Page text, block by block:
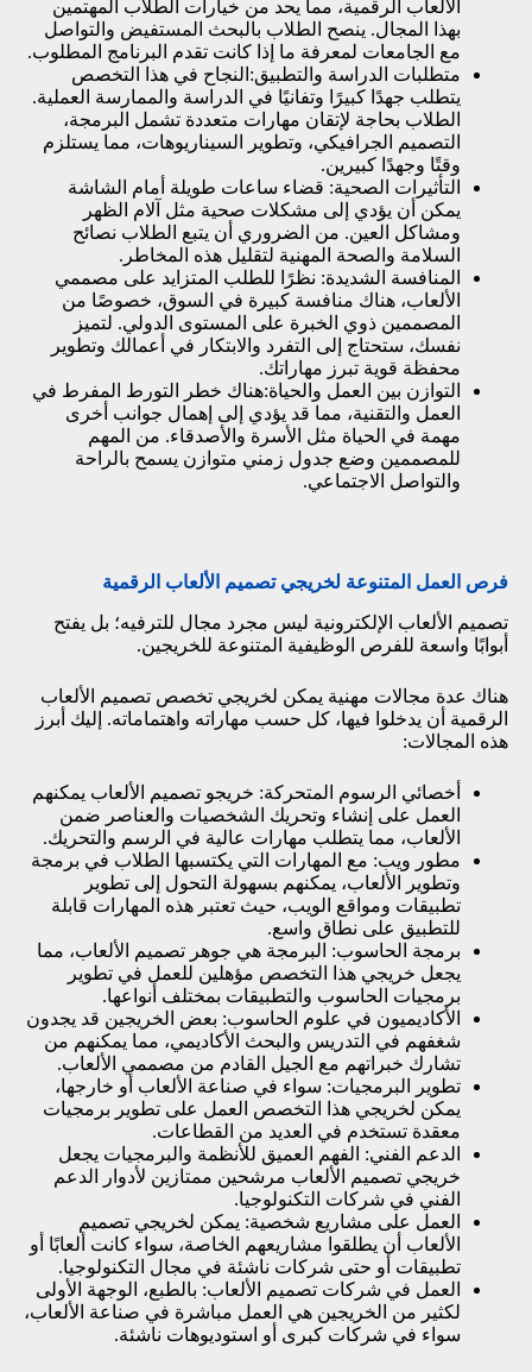
الألعاب الرقمية، مما يحد من خيارات الطلاب المهتمين
بهذا المجال. ينصح الطلاب بالبحث المستفيض والتواصل
مع الجامعات لمعرفة ما إذا كانت تقدم البرنامج المطلوب.
متطلبات الدراسة والتطبيق:النجاح في هذا التخصص
يتطلب جهدًا كبيرًا وتفانيًا في الدراسة والممارسة العملية.
الطلاب بحاجة لإتقان مهارات متعددة تشمل البرمجة،
التصميم الجرافيكي، وتطوير السيناريوهات، مما يستلزم
وقتًا وجهدًا كبيرين.
التأثيرات الصحية: قضاء ساعات طويلة أمام الشاشة
يمكن أن يؤدي إلى مشكلات صحية مثل آلام الظهر
ومشاكل العين. من الضروري أن يتبع الطلاب نصائح
السلامة والصحة المهنية لتقليل هذه المخاطر.
المنافسة الشديدة: نظرًا للطلب المتزايد على مصممي
الألعاب، هناك منافسة كبيرة في السوق، خصوصًا من
المصممين ذوي الخبرة على المستوى الدولي. لتميز
نفسك، ستحتاج إلى التفرد والابتكار في أعمالك وتطوير
محفظة قوية تبرز مهاراتك.
التوازن بين العمل والحياة:هناك خطر التورط المفرط في
العمل والتقنية، مما قد يؤدي إلى إهمال جوانب أخرى
مهمة في الحياة مثل الأسرة والأصدقاء. من المهم
للمصممين وضع جدول زمني متوازن يسمح بالراحة
والتواصل الاجتماعي.
فرص العمل المتنوعة لخريجي تصميم الألعاب الرقمية
تصميم الألعاب الإلكترونية ليس مجرد مجال للترفيه؛ بل يفتح
أبوابًا واسعة للفرص الوظيفية المتنوعة للخريجين.
هناك عدة مجالات مهنية يمكن لخريجي تخصص تصميم الألعاب
الرقمية أن يدخلوا فيها، كل حسب مهاراته واهتماماته. إليك أبرز
هذه المجالات:
أخصائي الرسوم المتحركة: خريجو تصميم الألعاب يمكنهم
العمل على إنشاء وتحريك الشخصيات والعناصر ضمن
الألعاب، مما يتطلب مهارات عالية في الرسم والتحريك.
مطور ويب: مع المهارات التي يكتسبها الطلاب في برمجة
وتطوير الألعاب، يمكنهم بسهولة التحول إلى تطوير
تطبيقات ومواقع الويب، حيث تعتبر هذه المهارات قابلة
للتطبيق على نطاق واسع.
برمجة الحاسوب: البرمجة هي جوهر تصميم الألعاب، مما
يجعل خريجي هذا التخصص مؤهلين للعمل في تطوير
برمجيات الحاسوب والتطبيقات بمختلف أنواعها.
الأكاديميون في علوم الحاسوب: بعض الخريجين قد يجدون
شغفهم في التدريس والبحث الأكاديمي، مما يمكنهم من
تشارك خبراتهم مع الجيل القادم من مصممي الألعاب.
تطوير البرمجيات: سواء في صناعة الألعاب أو خارجها،
يمكن لخريجي هذا التخصص العمل على تطوير برمجيات
معقدة تستخدم في العديد من القطاعات.
الدعم الفني: الفهم العميق للأنظمة والبرمجيات يجعل
خريجي تصميم الألعاب مرشحين ممتازين لأدوار الدعم
الفني في شركات التكنولوجيا.
العمل على مشاريع شخصية: يمكن لخريجي تصميم
الألعاب أن يطلقوا مشاريعهم الخاصة، سواء كانت ألعابًا أو
تطبيقات أو حتى شركات ناشئة في مجال التكنولوجيا.
العمل في شركات تصميم الألعاب: بالطبع، الوجهة الأولى
لكثير من الخريجين هي العمل مباشرة في صناعة الألعاب،
سواء في شركات كبرى أو استوديوهات ناشئة.